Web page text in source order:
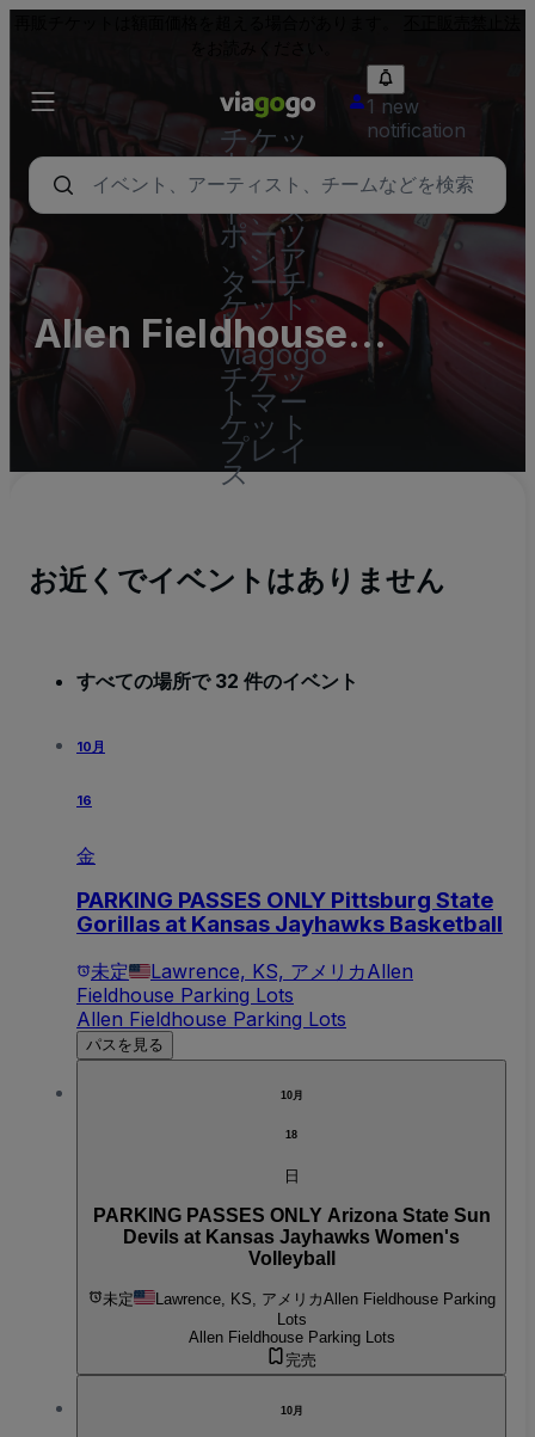
チケッ
ト - コ
ンサー
ト、ス
ポーツ
、シア
ターチ
ケット
|
viagogo
チケッ
トマー
ケット
プレイ
ス
1 new
notification
Allen Fieldhouse
Parking Lots
お近くでイベントはありません
すべての場所で 32 件のイベント
10月
16
金
PARKING PASSES ONLY Pittsburg State
Gorillas at Kansas Jayhawks Basketball
未定 Lawrence, KS, アメリカAllen
Fieldhouse Parking Lots
Allen Fieldhouse Parking Lots
パスを見る
10月
18
日
PARKING PASSES ONLY Arizona State Sun
Devils at Kansas Jayhawks Women's
Volleyball
未定 Lawrence, KS, アメリカAllen Fieldhouse Parking
Lots
Allen Fieldhouse Parking Lots
完売
10月